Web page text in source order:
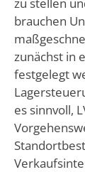
brauchen
zunächst in
festgelegt
es sinnvoll,